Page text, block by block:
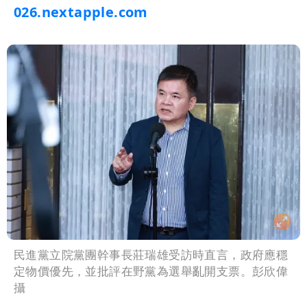
026.nextapple.com
民進黨立院黨團幹事長莊瑞雄受訪時直言，政府應穩
定物價優先，並批評在野黨為選舉亂開支票。彭欣偉
攝